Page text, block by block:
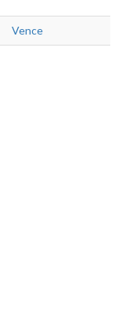
Vence